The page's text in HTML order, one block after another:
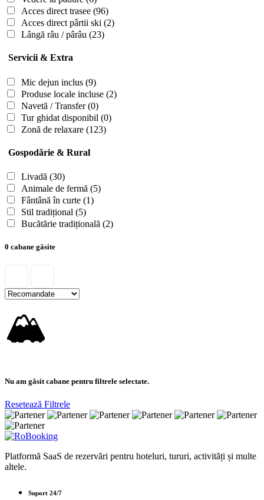
Acces direct trasee (96)
Acces direct pârtii ski (2)
Lângă râu / pârâu (23)
Servicii & Extra
Mic dejun inclus (9)
Produse locale incluse (2)
Navetă / Transfer(0)
Tur ghidat disponibil (0)
Zonă de relaxare (123)
Gospodărie & Rural
Livadă (30)
Animale de fermă (5)
Fântână în curte (1)
Stil tradițional (5)
Bucătărie tradițională (2)
0 cabane găsite
🏔
Nu am găsit cabane pentru filtrele selectate.
Resetează Filtrele
Platformă SaaS de rezervări pentru hoteluri, tururi, activități și multe
altele.
Suport 24/7